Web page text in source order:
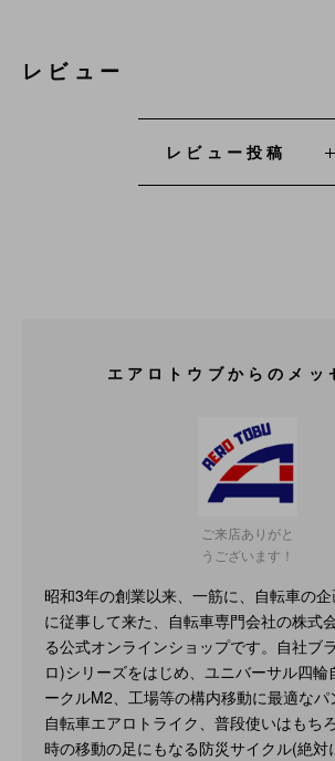
レビュー
レビュー投稿
エアロトウブからのメッ
ご来店ありがと
うございます！
昭和3年の創業以来、一筋に、自転車の
に従事して来た、自転車専門会社の株式
る公式オンラインショップです。自社ブ
ロ)シリーズをはじめ、ユニバーサル四輪
ークルM2、工場等の構内移動に最適なパ
自転車エアロトライク、普段使いはもち
時の移動の足にもなる防災サイクル(絶対